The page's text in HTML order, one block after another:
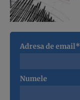
Adresa de email*
Numele